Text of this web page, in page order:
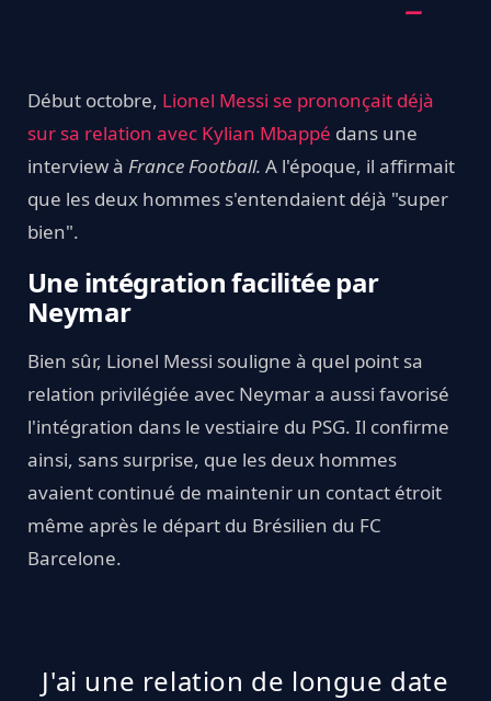
Début octobre, Lionel Messi se prononçait déjà
sur sa relation avec Kylian Mbappé dans une
interview à France Football. A l'époque, il affirmait
que les deux hommes s'entendaient déjà "super
bien".
Une intégration facilitée par
Neymar
Bien sûr, Lionel Messi souligne à quel point sa
relation privilégiée avec Neymar a aussi favorisé
l'intégration dans le vestiaire du PSG. Il confirme
ainsi, sans surprise, que les deux hommes
avaient continué de maintenir un contact étroit
même après le départ du Brésilien du FC
Barcelone.
J'ai une relation de longue date